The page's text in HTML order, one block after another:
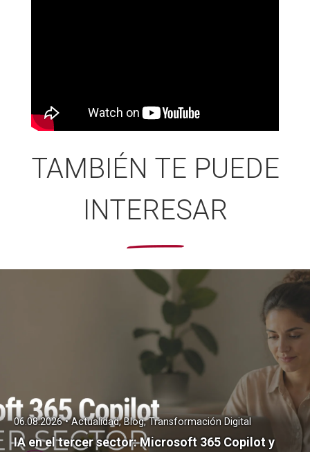
TAMBIÉN TE PUEDE
INTERESAR
IA en el tercer sector: Microsoft 365 Copilot y
06.08.2026 • Actualidad, Blog, Transformación Digital